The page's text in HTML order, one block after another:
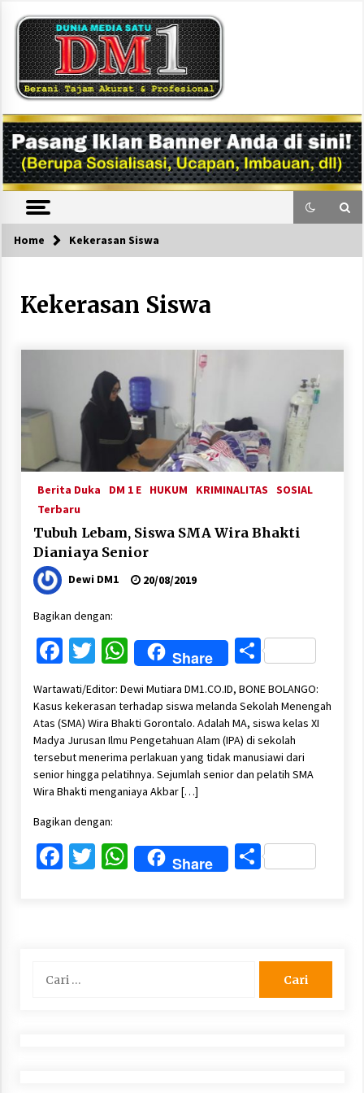
content
DM1
Home Kekerasan Siswa
Kekerasan Siswa
Berita Duka DM 1 E HUKUM KRIMINALITAS
SOSIAL
Terbaru
Tubuh Lebam, Siswa SMA Wira Bhakti
Dianiaya Senior
Dewi DM1 20/08/2019
Bagikan dengan:
Facebook
Twitter
WhatsApp
Share Share
Wartawati/Editor: Dewi Mutiara DM1.CO.ID, BONE BOLANGO:
Kasus kekerasan terhadap siswa melanda Sekolah Menengah
Atas (SMA) Wira Bhakti Gorontalo. Adalah MA, siswa kelas XI
Madya Jurusan Ilmu Pengetahuan Alam (IPA) di sekolah
tersebut menerima perlakuan yang tidak manusiawi dari
senior hingga pelatihnya. Sejumlah senior dan pelatih SMA
Wira Bhakti menganiaya Akbar […]
Bagikan dengan:
Facebook
Twitter
WhatsApp
Share Share
untuk: